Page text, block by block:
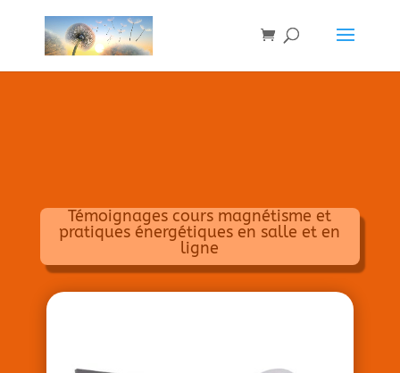
Témoignages cours magnétisme et
pratiques énergétiques en salle et en
ligne